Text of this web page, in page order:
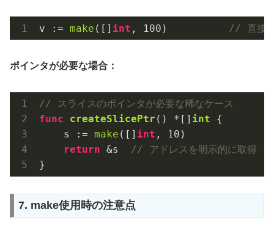
v := make ([] int , 100 ) // 直接
ポインタが必要な場合：
// スライスのポインタが必要な稀なケース
func
createSlicePtr () *[] int {
    s :=
make ([] int , 10 )
return &s // アドレスを明示的に取得
7. make使用時の注意点